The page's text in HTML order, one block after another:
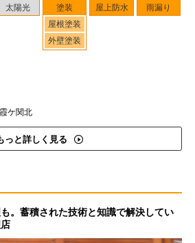
太陽光
塗装
屋根塗装
外壁塗装
屋上防水 雨漏り
ケ関北
っと詳しく見る
。蓄積された技術と知識で解決してい